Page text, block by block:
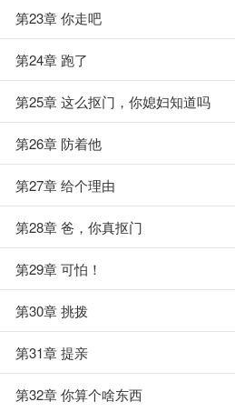
第23章 你走吧
第24章 跑了
第25章 这么抠门，你媳妇知道吗
第26章 防着他
第27章 给个理由
第28章 爸，你真抠门
第29章 可怕！
第30章 挑拨
第31章 提亲
第32章 你算个啥东西